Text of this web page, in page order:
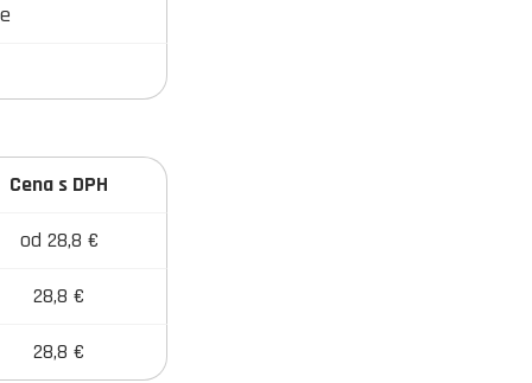
Cena s DPH
od 28,8 €
28,8 €
28,8 €